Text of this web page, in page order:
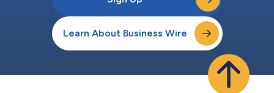
Learn About Business Wire